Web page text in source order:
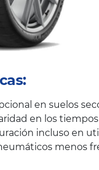
en suelos
en los
incluso en
menos